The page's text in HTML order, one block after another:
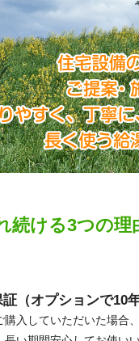
続ける3つの理
（オプションで10
入していただいた場